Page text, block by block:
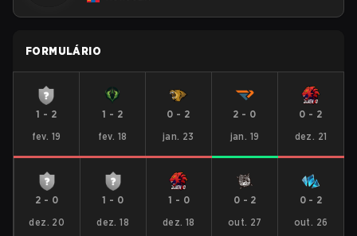
FORMULÁRIO
1 - 2
fev. 19
1 - 2
fev. 18
0 - 2
jan. 23
2 - 0
jan. 19
0 - 2
dez. 21
2 - 0
dez. 20
1 - 0
dez. 18
1 - 0
dez. 18
0 - 2
out. 27
0- 2
out. 26